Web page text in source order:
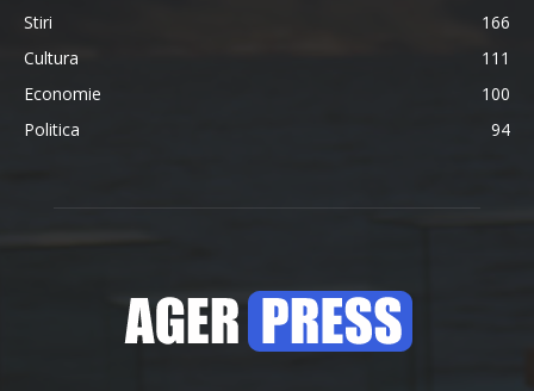
Stiri
166
Cultura
111
Economie
100
Politica
94